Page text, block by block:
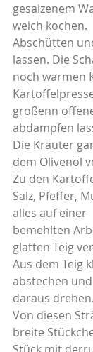
gesalzenem
weich kochen.
Abschütten
lassen. Die
noch warmen
großenn
abdampfen
Die Kräuter
dem Olivenöl
Zu den
Salz, Pfeffer,
alles auf einer
bemehlten
glatten Teig
Aus dem Teig
abstechen
daraus drehen.
Von diesen
breite